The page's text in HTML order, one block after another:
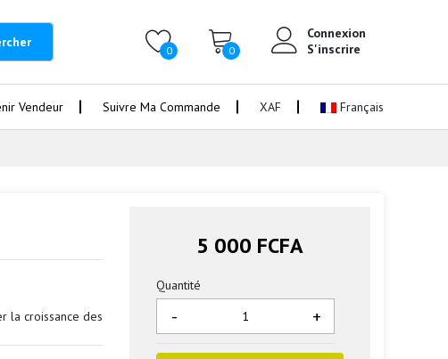
0 0
Connexion
S'inscrire
Vendeur Suivre Ma Commande XAF Français
la croissance des
5 000 FCFA
Quantité
+
-